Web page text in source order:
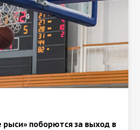
рыси» поборются за выход в